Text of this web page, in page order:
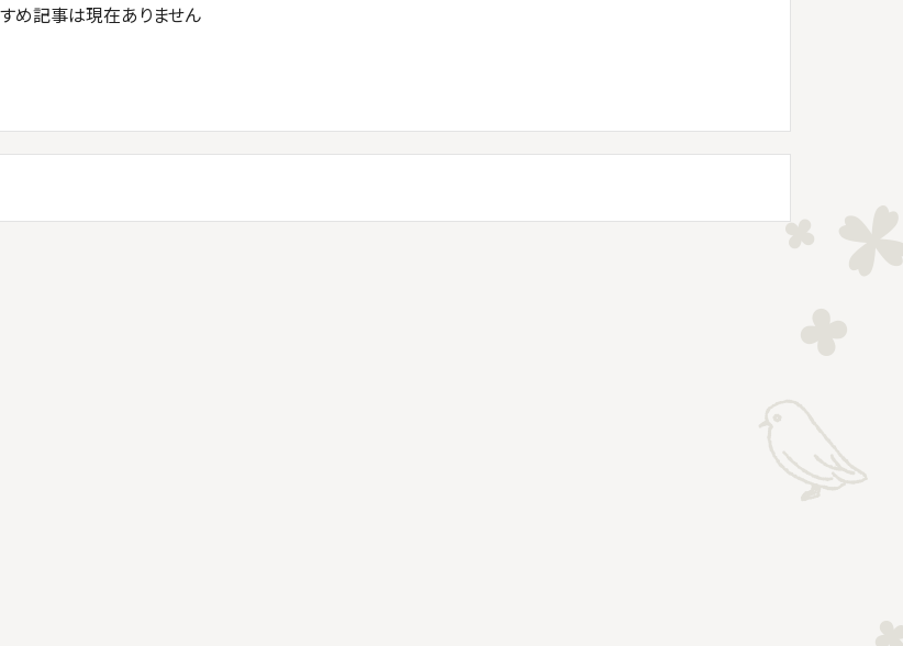
め記事は現在ありません